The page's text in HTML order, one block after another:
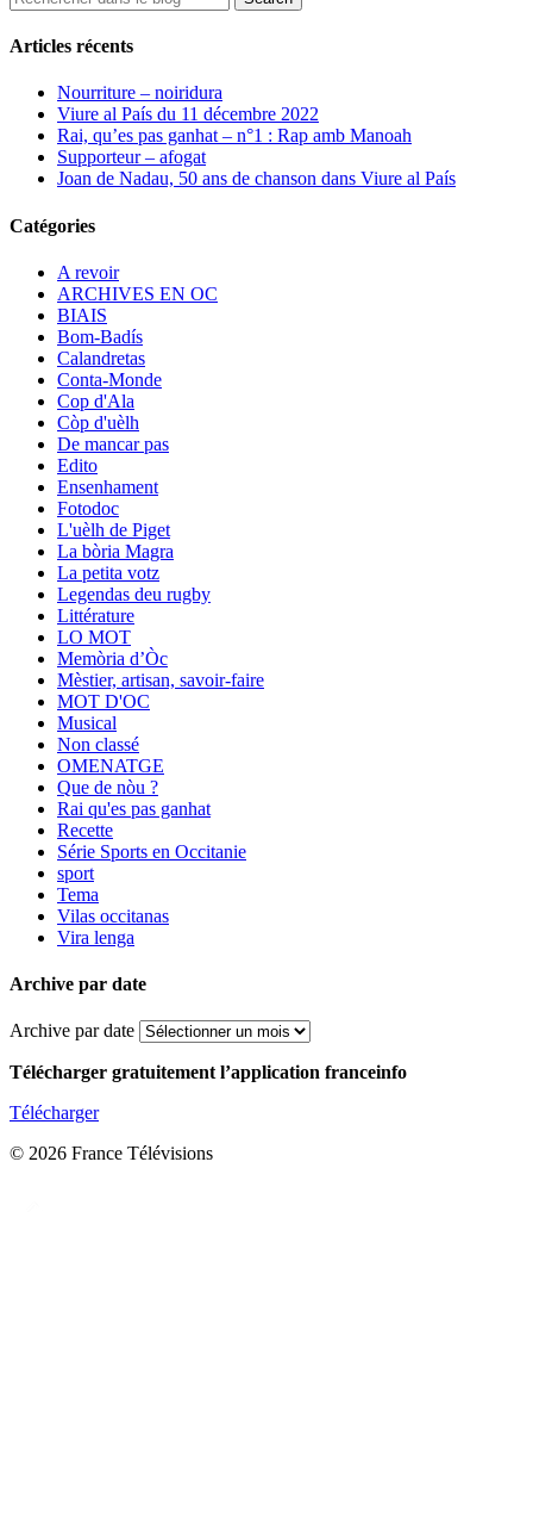
Articles récents
Nourriture – noiridura
Viure al País du 11 décembre 2022
Rai, qu’es pas ganhat – n°1 : Rap amb Manoah
Supporteur – afogat
Joan de Nadau, 50 ans de chanson dans Viure al País
Catégories
A revoir
ARCHIVES EN OC
BIAIS
Bom-Badís
Calandretas
Conta-Monde
Cop d'Ala
Còp d'uèlh
De mancar pas
Edito
Ensenhament
Fotodoc
L'uèlh de Piget
La bòria Magra
La petita votz
Legendas deu rugby
Littérature
LO MOT
Memòria d’Òc
Mèstier, artisan, savoir-faire
MOT D'OC
Musical
Non classé
OMENATGE
Que de nòu ?
Rai qu'es pas ganhat
Recette
Série Sports en Occitanie
sport
Tema
Vilas occitanas
Vira lenga
Archive par date
Archive par date
Télécharger gratuitement l’application franceinfo
Télécharger
© 2026 France Télévisions